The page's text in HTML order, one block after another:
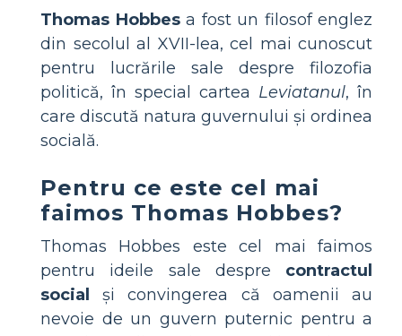
Thomas Hobbesa fost un filosof englez
din secolul al XVII-lea, cel mai cunoscut
pentru lucrările sale despre filozofia
politică, în special cartea Leviatanul, în
care discută natura guvernului și ordinea
socială.
Pentru ce este cel mai
faimos Thomas Hobbes?
Thomas Hobbes este cel mai faimos
pentru ideile sale despre contractul
social
și convingerea că oamenii au
nevoie de un guvern puternic pentru a